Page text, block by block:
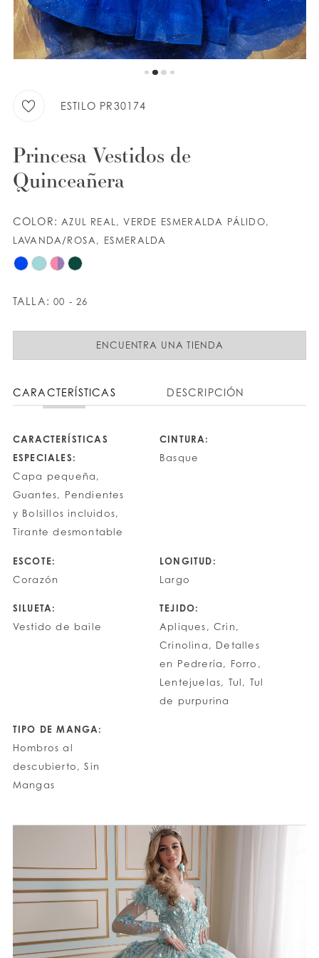
LISTA DE DESEOS
9
10
ESTILO PR30174
Princesa Vestidos de
Quinceañera
COLOR: AZUL REAL, VERDE ESMERALDA PÁLIDO,
LAVANDA/ROSA, ESMERALDA
TALLA: 00 - 26
ENCUENTRA UNA TIENDA
CARACTERÍSTICAS DESCRIPCIÓN
CARACTERÍSTICAS
ESPECIALES:
Capa pequeña,
Guantes, Pendientes
y Bolsillos incluidos,
Tirante desmontable
CINTURA:
Basque
ESCOTE:
Corazón
LONGITUD:
Largo
SILUETA:
Vestido de baile
TEJIDO:
Apliques, Crin,
Crinolina, Detalles
en Pedrería, Forro,
Lentejuelas, Tul, Tul
de purpurina
TIPO DE MANGA:
Hombros al
descubierto, Sin
Mangas
1